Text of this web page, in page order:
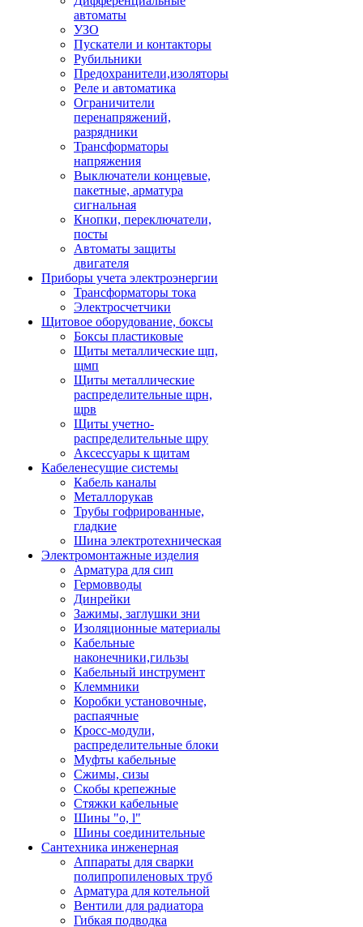
автоматы
УЗО
Пускатели и контакторы
Рубильники
Предохранители,изоляторы
Реле и автоматика
Ограничители
перенапряжений,
разрядники
Трансформаторы
напряжения
Выключатели концевые,
пакетные, арматура
сигнальная
Кнопки, переключатели,
посты
Автоматы защиты
двигателя
Приборы учета электроэнергии
Трансформаторы тока
Электросчетчики
Щитовое оборудование, боксы
Боксы пластиковые
Щиты металлические щп,
щмп
Щиты металлические
распределительные щрн,
щрв
Щиты учетно-
распределительные щру
Аксессуары к щитам
Кабеленесущие системы
Кабель каналы
Металлорукав
Трубы гофрированные,
гладкие
Шина электротехническая
Электромонтажные изделия
Арматура для сип
Гермовводы
Динрейки
Зажимы, заглушки зни
Изоляционные материалы
Кабельные
наконечники,гильзы
Кабельный инструмент
Клеммники
Коробки установочные,
распаячные
Кросс-модули,
распределительные блоки
Муфты кабельные
Сжимы, сизы
Скобы крепежные
Стяжки кабельные
Шины "o, l"
Шины соединительные
Сантехника инженерная
Аппараты для сварки
полипропиленовых труб
Арматура для котельной
Вентили для радиатора
Гибкая подводка